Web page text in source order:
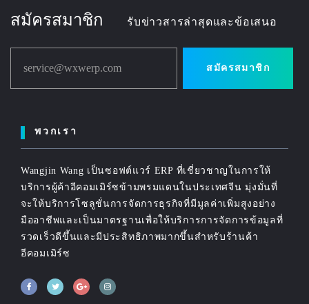
สมัครสมาชิก รับข่าวสารล่าสุดและข้อเสนอ
service@wxwerp.com สมัครสมาชิก
พวกเรา
Wangjin Wang เป็นซอฟต์แวร์ ERP ที่เชี่ยวชาญในการให้
บริการผู้ค้าอีคอมเมิร์ซข้ามพรมแดนในประเทศจีน มุ่งมั่นที่
จะให้บริการโซลูชั่นการจัดการธุรกิจที่มีมูลค่าเพิ่มสูงอย่าง
มืออาชีพและเป็นมาตรฐานเพื่อให้บริการการจัดการข้อมูลที่
รวดเร็วดีขึ้นและมีประสิทธิภาพมากขึ้นสำหรับร้านค้า
อีคอมเมิร์ซ